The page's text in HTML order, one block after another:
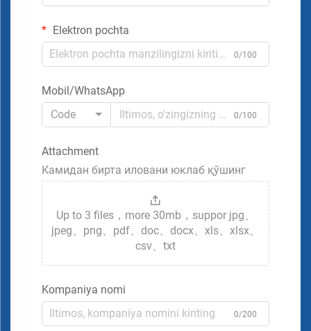
Elektron pochta
0/100
Mobil/WhatsApp
Code
0/100
Attachment
Камидан бирта иловани юклаб қўшинг
Up to 3 files，more 30mb，suppor jpg、
jpeg、png、pdf、doc、docx、xls、xlsx、
csv、txt
Kompaniya nomi
0/200